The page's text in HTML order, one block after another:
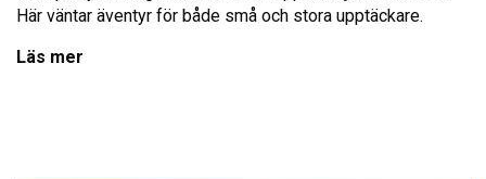
Här väntar äventyr för både små och stora upptäckare.
Läs mer